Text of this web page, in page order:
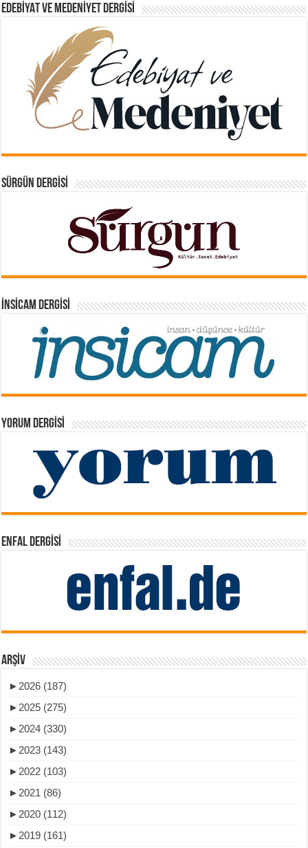
EDEBIYAT VE MEDENIYET DERGISI
SÜRGÜN DERGISI
İNSICAM DERGISI
YORUM DERGISI
ENFAL DERGISI
ARŞIV
► 2026 (187)
► 2025 (275)
► 2024 (330)
► 2023 (143)
► 2022 (103)
► 2021 (86)
► 2020 (112)
► 2019 (161)